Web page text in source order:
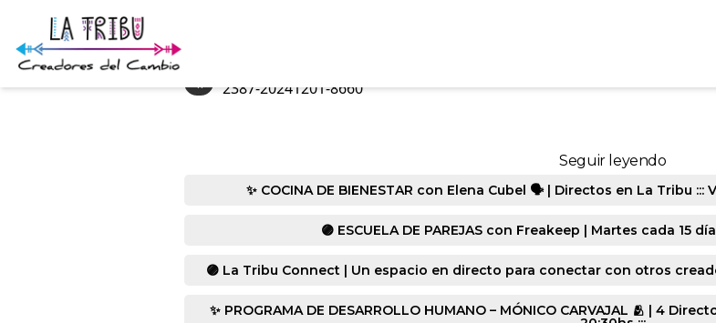
« 2387-20241201-8660
Seguir leyendo
✨ COCINA DE BIENESTAR con Elena Cubel 🗣️ | Directos en La Tribu
🟣 ESCUELA DE PAREJAS con Freakeep | Martes cada 15
🟣 La Tribu Connect | Un espacio en directo para conectar con otros
✨ PROGRAMA DE DESARROLLO HUMANO – MÓNICO CARVAJAL 🫂 | 4